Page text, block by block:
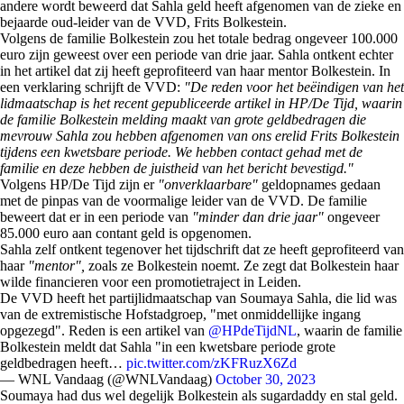
andere wordt beweerd dat Sahla geld heeft afgenomen van de zieke en
bejaarde oud-leider van de VVD, Frits Bolkestein.
Volgens de familie Bolkestein zou het totale bedrag ongeveer 100.000
euro zijn geweest over een periode van drie jaar. Sahla ontkent echter
in het artikel dat zij heeft geprofiteerd van haar mentor Bolkestein. In
een verklaring schrijft de VVD: "De reden voor het beëindigen van het
lidmaatschap is het recent gepubliceerde artikel in HP/De Tijd, waarin
de familie Bolkestein melding maakt van grote geldbedragen die
mevrouw Sahla zou hebben afgenomen van ons erelid Frits Bolkestein
tijdens een kwetsbare periode. We hebben contact gehad met de
familie en deze hebben de juistheid van het bericht bevestigd."
Volgens HP/De Tijd zijn er "onverklaarbare" geldopnames gedaan
met de pinpas van de voormalige leider van de VVD. De familie
beweert dat er in een periode van "minder dan drie jaar" ongeveer
85.000 euro aan contant geld is opgenomen.
Sahla zelf ontkent tegenover het tijdschrift dat ze heeft geprofiteerd van
haar "mentor", zoals ze Bolkestein noemt. Ze zegt dat Bolkestein haar
wilde financieren voor een promotietraject in Leiden.
De VVD heeft het partijlidmaatschap van Soumaya Sahla, die lid was
van de extremistische Hofstadgroep, "met onmiddellijke ingang
opgezegd". Reden is een artikel van @HPdeTijdNL, waarin de familie
Bolkestein meldt dat Sahla "in een kwetsbare periode grote
geldbedragen heeft… pic.twitter.com/zKFRuzX6Zd
— WNL Vandaag (@WNLVandaag) October 30, 2023
Soumaya had dus wel degelijk Bolkestein als sugardaddy en stal geld.